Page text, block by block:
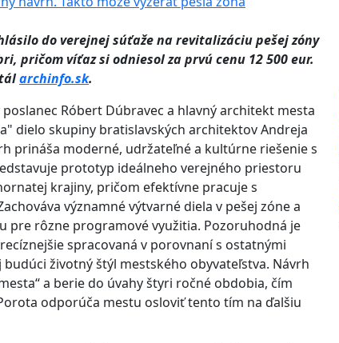
do verejnej súťaže na revitalizáciu pešej zóny
pričom víťaz si odniesol za prvú cenu 12 500 eur.
archinfo.sk.
Róbert Dúbravec a hlavný architekt mesta
dielo skupiny bratislavských architektov Andreja
prináša moderné, udržateľné a kultúrne riešenie s
prototyp ideálneho verejného priestoru
krajiny, pričom efektívne pracuje s
významné výtvarné diela v pešej zóne a
pre rôzne programové využitia. Pozoruhodná je
spracovaná v porovnaní s ostatnými
životný štýl mestského obyvateľstva. Návrh
a berie do úvahy štyri ročné obdobia, čím
odporúča mestu osloviť tento tím na ďalšiu